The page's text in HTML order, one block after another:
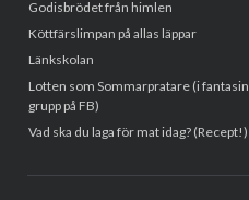
Godisbrödet från himlen
Köttfärslimpan på allas läppar
Länkskolan
Lotten som Sommarpratare (i
grupp på FB)
Vad ska du laga för mat idag? (Recept!)